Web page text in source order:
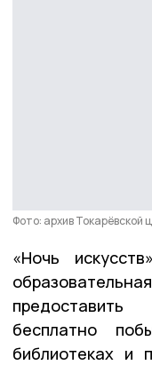
Фото: архив Токарёвской
«Ночь
бесплатно
библиотеках и